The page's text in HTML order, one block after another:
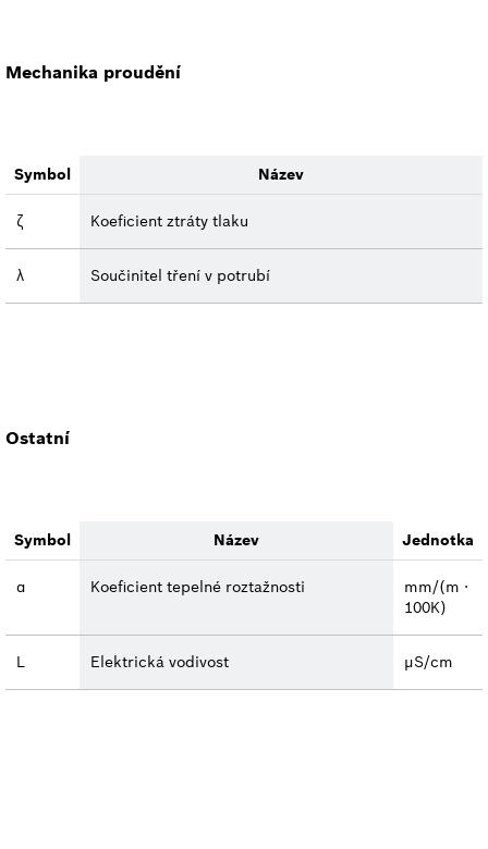
Mechanika proudění
Symbol Název
ζ Koeficient ztráty tlaku
λ Součinitel tření v potrubí
Ostatní
Symbol Název Jednotka
α Koeficient tepelné roztažnosti
mm/(m ⋅
100K)
L Elektrická vodivost μS/cm